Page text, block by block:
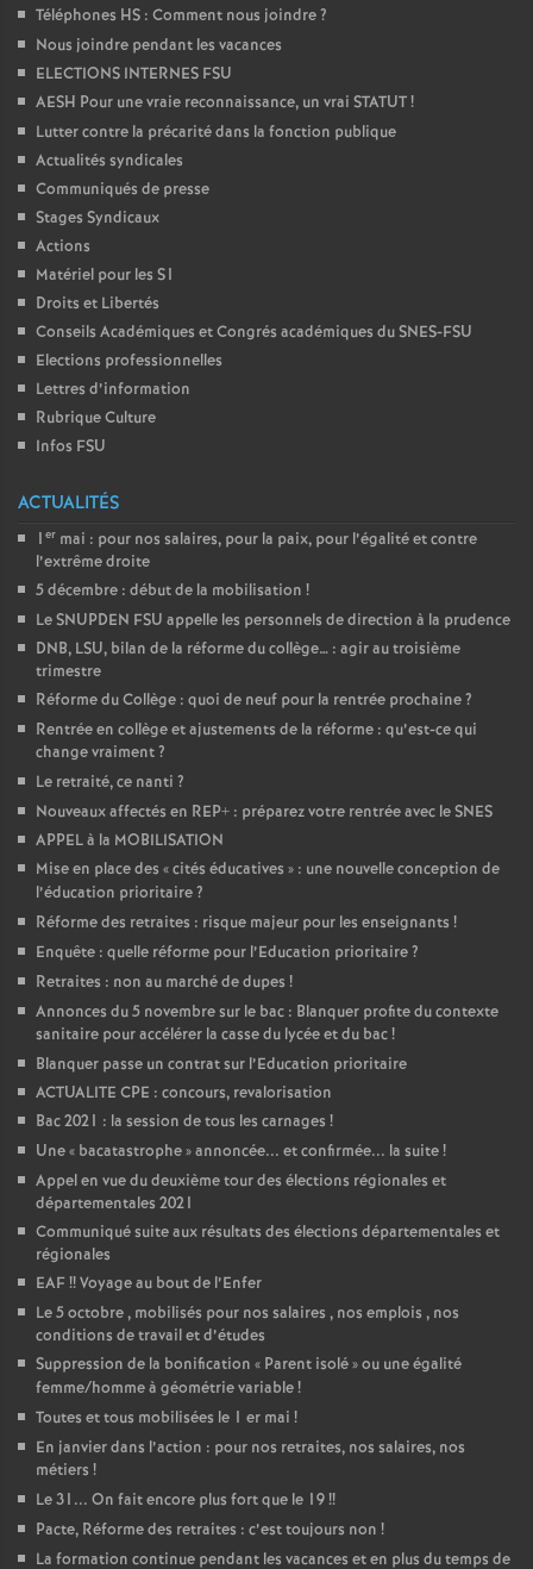
Téléphones HS : Comment nous joindre?
Nous joindre pendant les vacances
ELECTIONS INTERNES FSU
AESH Pour une vraie reconnaissance, un vrai STATUT!
Lutter contre la précarité dans la fonction publique
Actualités syndicales
Communiqués de presse
Stages Syndicaux
Actions
Matériel pour les S1
Droits et Libertés
Conseils Académiques et Congrés académiques du SNES-FSU
Elections professionnelles
Lettres d’information
Rubrique Culture
Infos FSU
ACTUALITÉS
1 er mai : pour nos salaires, pour la paix, pour l’égalité et contre
l’extrême droite
5 décembre : début de la mobilisation !
Le SNUPDEN FSU appelle les personnels de direction à la prudence
DNB, LSU, bilan de la réforme du collège… : agir au troisième
trimestre
Réforme du Collège : quoi de neuf pour la rentrée prochaine?
Rentrée en collège et ajustements de la réforme : qu’est-ce qui
change vraiment?
Le retraité, ce nanti ?
Nouveaux affectés en REP+ : préparez votre rentrée avec le SNES
APPEL à la MOBILISATION
Mise en place des «cités éducatives » : une nouvelle conception de
l’éducation prioritaire?
Réforme des retraites : risque majeur pour les enseignants !
Enquête : quelle réforme pour l’Education prioritaire?
Retraites : non au marché de dupes !
Annonces du 5 novembre sur le bac : Blanquer profite du contexte
sanitaire pour accélérer la casse du lycée et du bac!
Blanquer passe un contrat sur l’Education prioritaire
ACTUALITE CPE : concours, revalorisation
Bac 2021 : la session de tous les carnages !
Une « bacatastrophe» annoncée... et confirmée... la suite!
Appel en vue du deuxième tour des élections régionales et
départementales 2021
Communiqué suite aux résultats des élections départementales et
régionales
EAF!! Voyage au bout de l’Enfer
Le 5 octobre , mobilisés pour nos salaires , nos emplois , nos
conditions de travail et d’études
Suppression de la bonification « Parent isolé» ou une égalité
femme/homme à géométrie variable!
Toutes et tous mobilisées le 1 er mai !
En janvier dans l’action : pour nos retraites, nos salaires, nos
métiers !
Le 31... On fait encore plus fort que le 19!!
Pacte, Réforme des retraites : c’est toujours non !
La formation continue pendant les vacances et en plus du temps de